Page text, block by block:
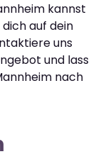
kannst
auf dein
uns
und lass
nach